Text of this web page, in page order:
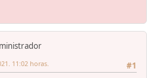
#1
11:02 horas.